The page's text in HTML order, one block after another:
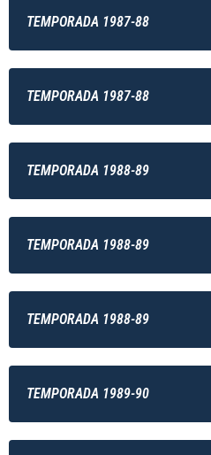
TEMPORADA 1987-88
TEMPORADA 1987-88
TEMPORADA 1988-89
TEMPORADA 1988-89
TEMPORADA 1988-89
TEMPORADA 1989-90